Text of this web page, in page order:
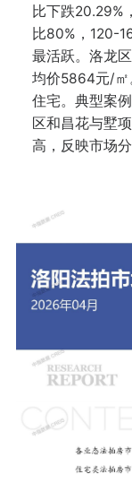
比下跌20.29%
比80%，120-
最活跃。洛龙
均价5864元/㎡
住宅。典型案
区和昌花与墅
高，反映市场